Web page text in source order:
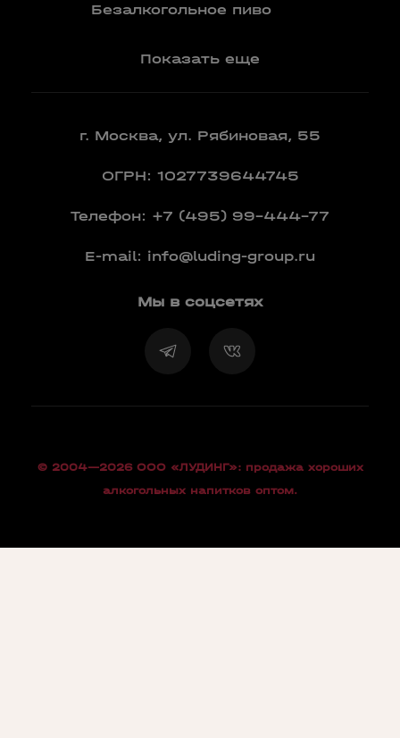
Безалкогольное пиво
Показать еще
г. Москва, ул. Рябиновая, 55
ОГРН: 1027739644745
Телефон: +7 (495) 99-444-77
E-mail: info@luding-group.ru
Мы в соцсетях
© 2004—2026 OOO «ЛУДИНГ»: продажа хороших
алкогольных напитков оптом.